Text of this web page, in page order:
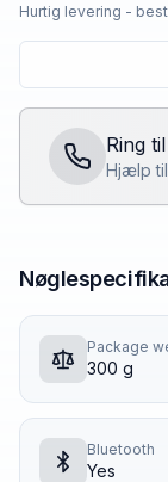
Hurtig levering -
Ring
Hjælp
Package
300 g
Bluetooth
Yes